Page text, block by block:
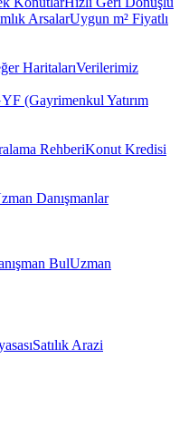
ArsalarUygun m² Fiyatlı
HaritalarıVerilerimiz
(Gayrimenkul Yatırım
RehberiKonut Kredisi
Danışmanlar
BulUzman
Satılık Arazi